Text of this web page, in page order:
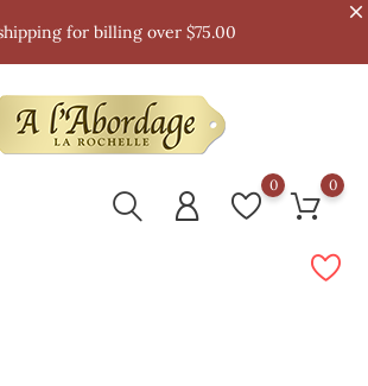
for billing over $75.00
0 0